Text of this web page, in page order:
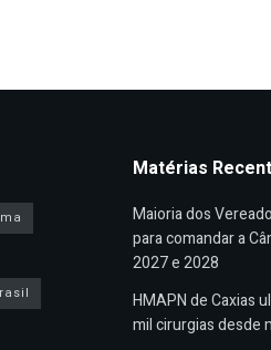
Matérias
Maioria dos
para comandar a
2027 e 2028
HMAPN de Caxias
mil cirurgias desde